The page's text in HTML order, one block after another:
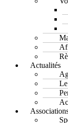
Actualités